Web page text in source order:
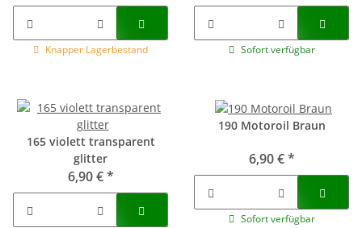
Knapper Lagerbestand Sofort verfügbar
165 violett transparent
glitter
6,90 €*
190 Motoroil Braun
6,90 €*
Sofort verfügbar